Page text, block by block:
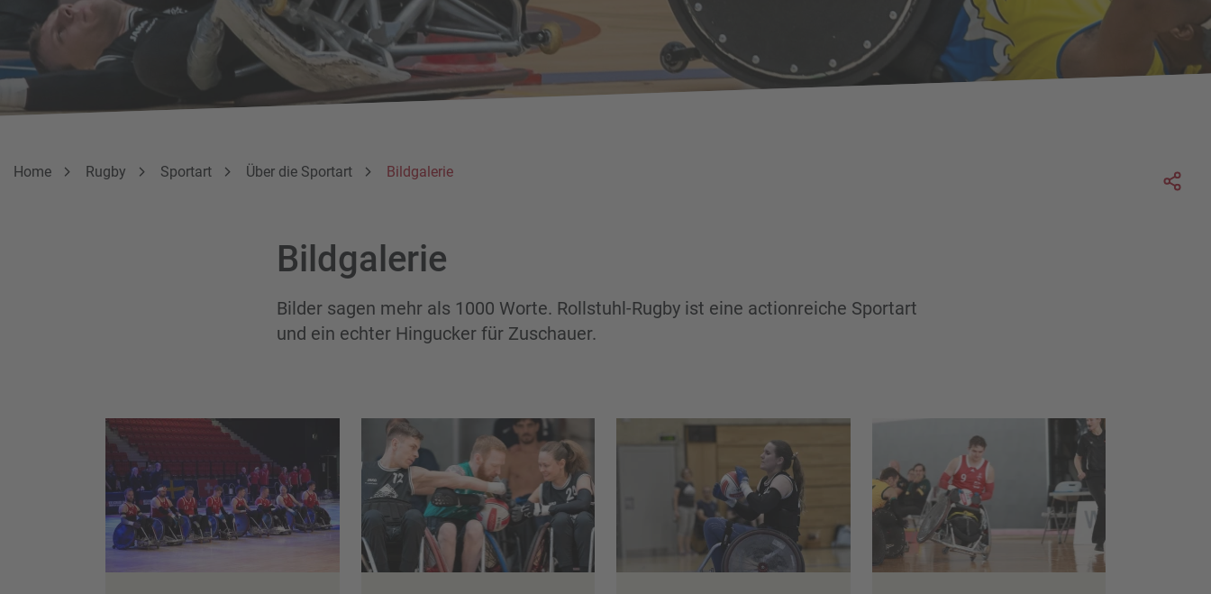
Breadcrumbnavigation
Sie befinden sich hier:
Home Rugby Sportart Über die Sportart Bildgalerie
Bildgalerie
Bilder sagen mehr als 1000 Worte. Rollstuhl-Rugby ist eine actionreiche Sportart
und ein echter Hingucker für Zuschauer.